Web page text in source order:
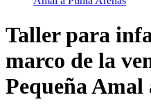
Taller para
marco de la
Pequeña Amal